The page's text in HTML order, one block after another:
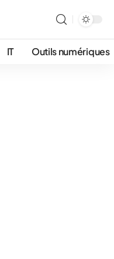
IT Outils numériques